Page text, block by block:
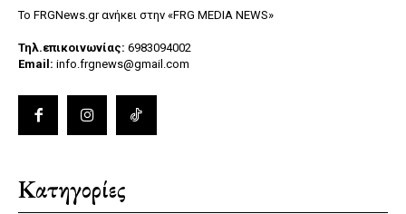
Το FRGNews.gr ανήκει στην «FRG MEDIA NEWS»
Τηλ.επικοινωνίας: 6983094002
Email: info.frgnews@gmail.com
Κατηγορίες